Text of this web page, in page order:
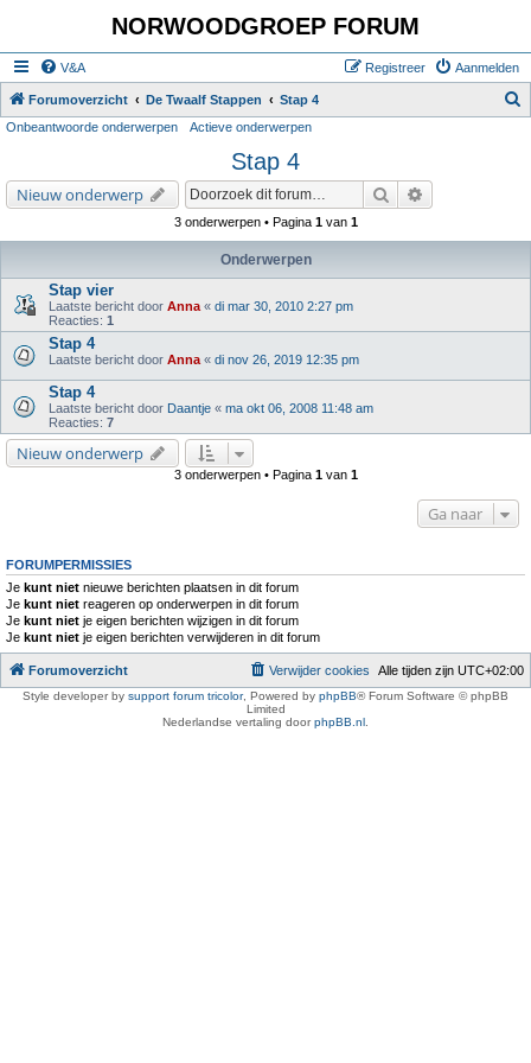
NORWOODGROEP FORUM
V&A Aanmelden
Registreer
Forumoverzicht De Twaalf Stappen Stap 4
Onbeantwoorde onderwerpen Actieve onderwerpen
Stap 4
Nieuw onderwerp Zoek
3 onderwerpen • Pagina 1van 1
Onderwerpen
Stap vier
Laatste bericht door Anna « di mar 30, 2010 2:27 pm
Reacties: 1
Stap 4
Laatste bericht door Anna « di nov 26, 2019 12:35 pm
Stap 4
Laatste bericht door Daantje « ma okt 06, 2008 11:48 am
Reacties: 7
Nieuw onderwerp
3 onderwerpen • Pagina 1van 1
Ga naar
FORUMPERMISSIES
Je kunt niet nieuwe berichten plaatsen in dit forum
Je kunt niet reageren op onderwerpen in dit forum
Je kunt niet je eigen berichten wijzigen in dit forum
Je kunt niet je eigen berichten verwijderen in dit forum
Forumoverzicht Alle tijden zijn UTC+02:00
Verwijder cookies
Style developer by support forum tricolor, Powered by phpBB® Forum Software © phpBB
Limited
Nederlandse vertaling doorphpBB.nl